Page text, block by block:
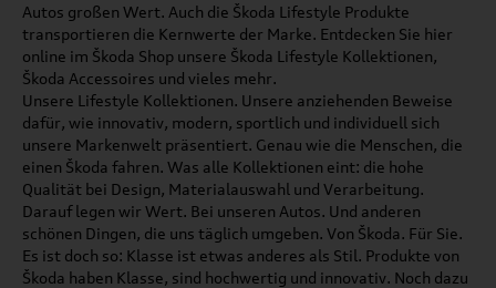
Autos großen Wert. Auch die Škoda Lifestyle Produkte
transportieren die Kernwerte der Marke. Entdecken Sie hier
online im Škoda Shop unsere Škoda Lifestyle Kollektionen,
Škoda Accessoires und vieles mehr.
Unsere Lifestyle Kollektionen. Unsere anziehenden Beweise
dafür, wie innovativ, modern, sportlich und individuell sich
unsere Markenwelt präsentiert. Genau wie die Menschen, die
einen Škoda fahren. Was alle Kollektionen eint: die hohe
Qualität bei Design, Materialauswahl und Verarbeitung.
Darauf legen wir Wert. Bei unseren Autos. Und anderen
schönen Dingen, die uns täglich umgeben. Von Škoda. Für Sie.
Es ist doch so: Klasse ist etwas anderes als Stil. Produkte von
Škoda haben Klasse, sind hochwertig und innovativ. Noch dazu